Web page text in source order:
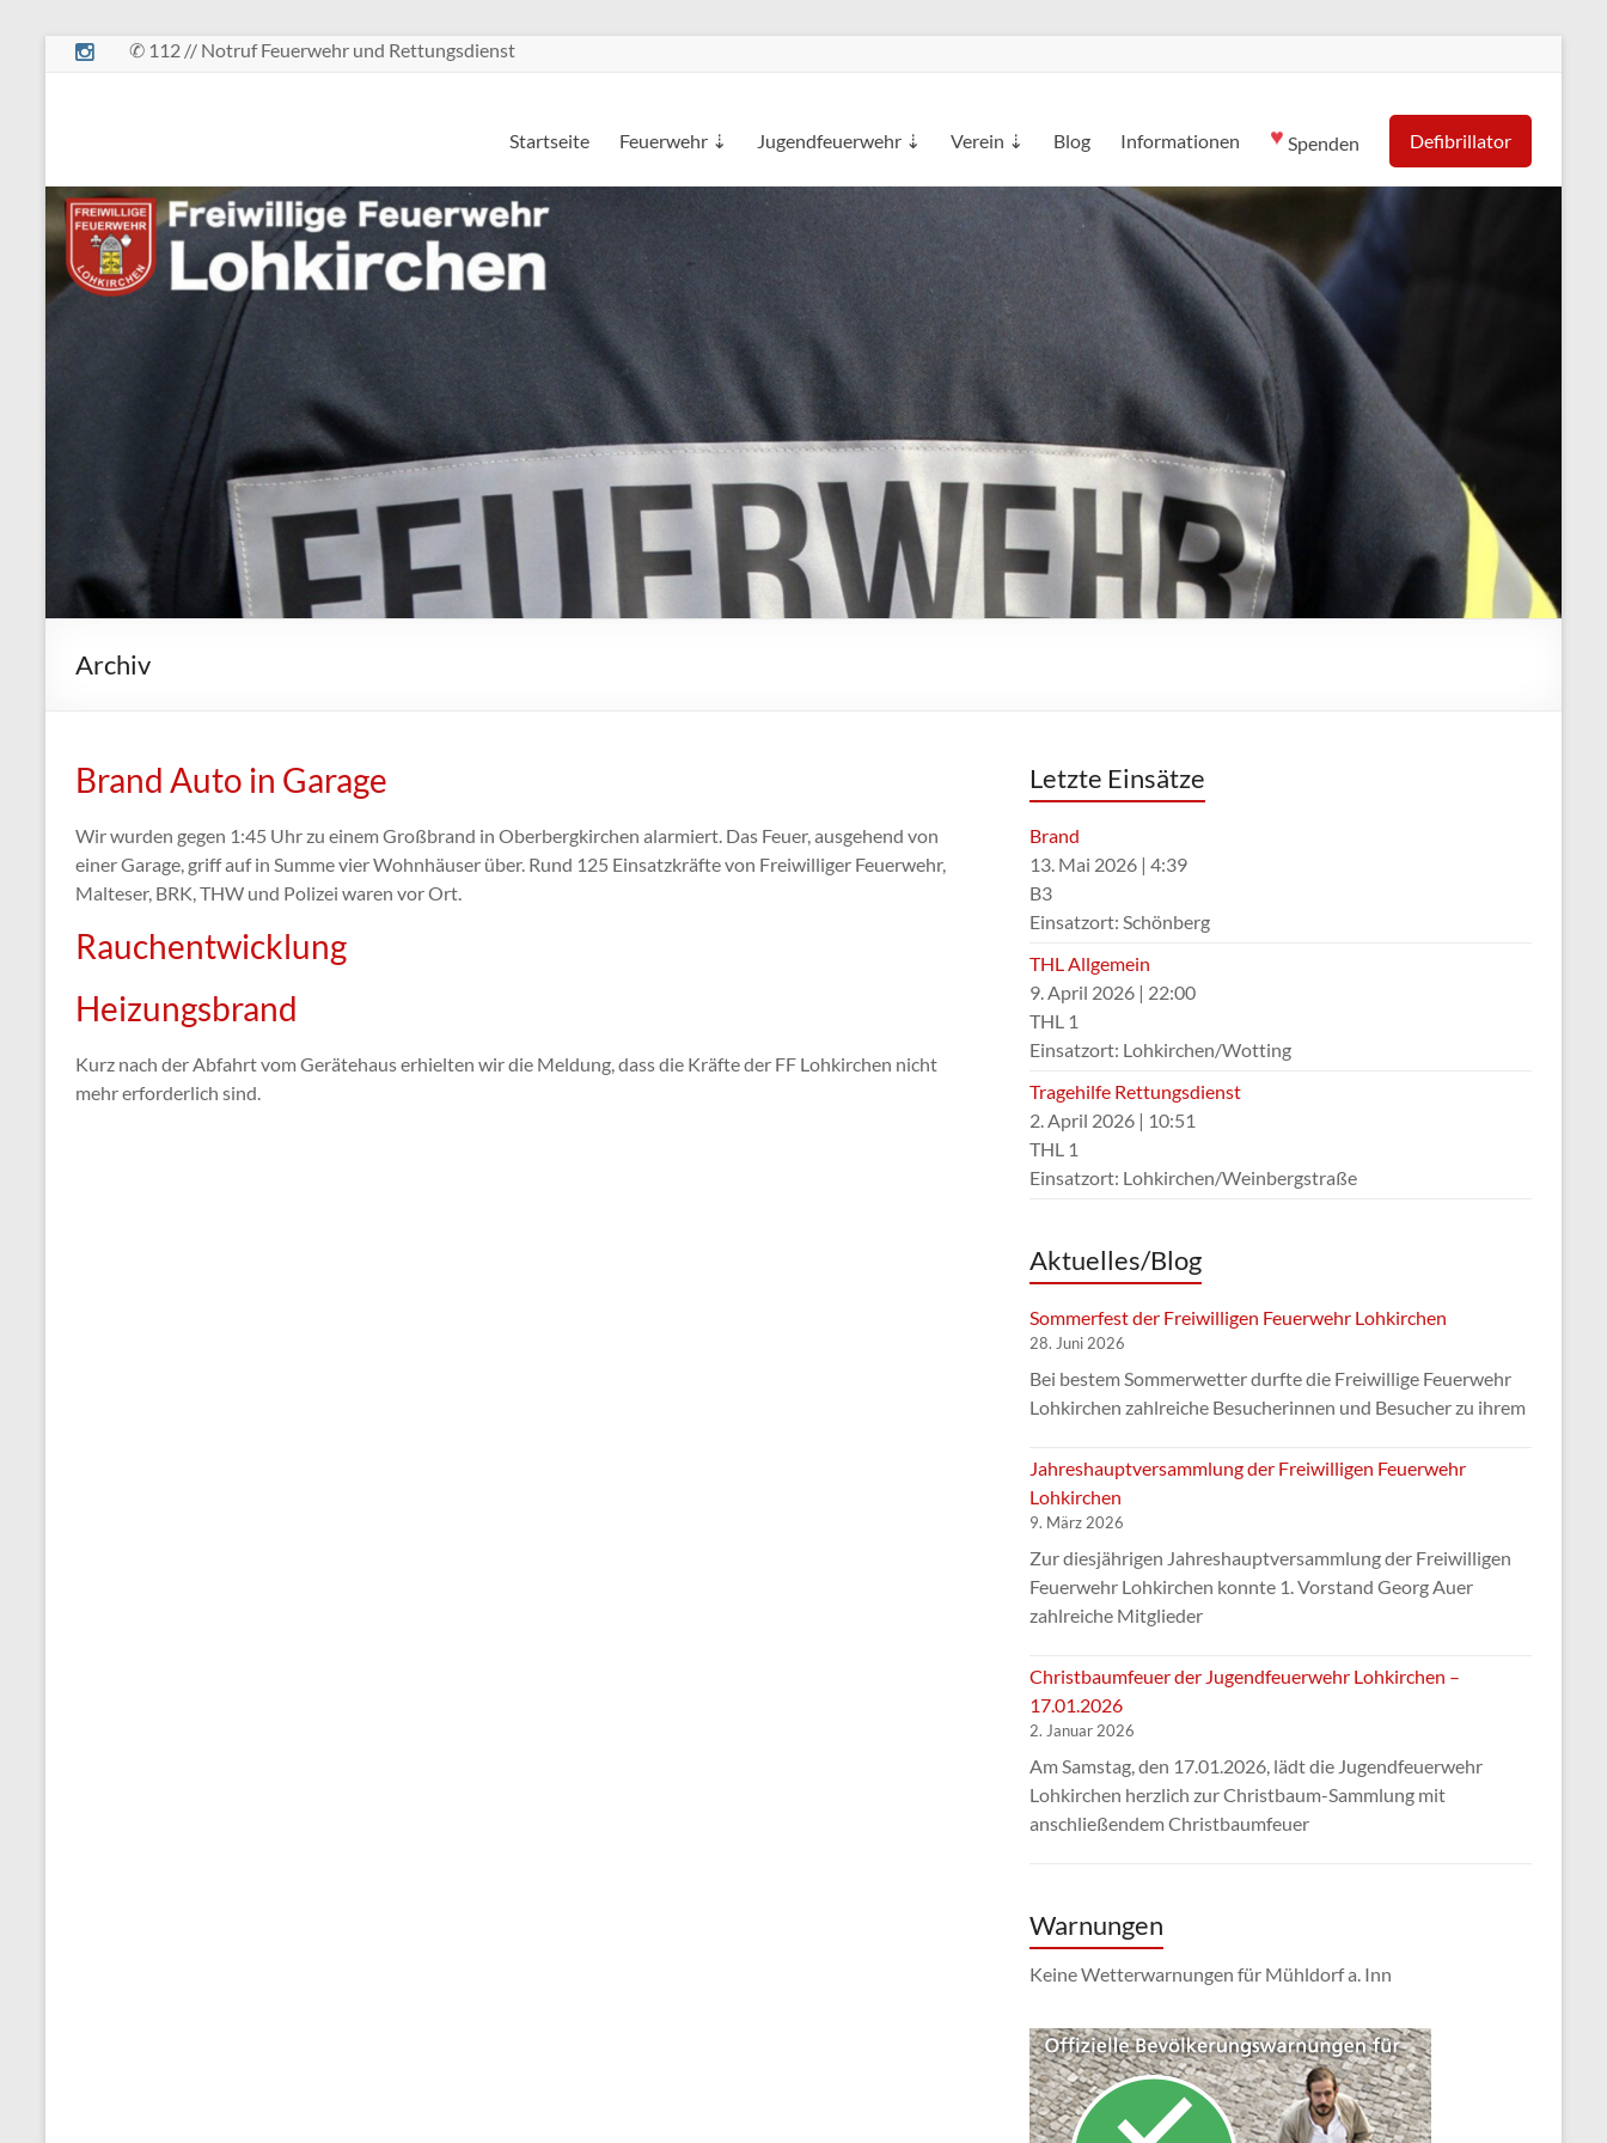
Zum
✆ 112 // Notruf Feuerwehr und Rettungsdienst
Lohkirchen
retten
–
Startseite Feuerwehr ⇣ Jugendfeuerwehr ⇣ Verein ⇣ Blog Informationen ♥ Spenden Defibrillator
Archiv
Brand Auto in Garage
Wir wurden gegen 1:45 Uhr zu einem Großbrand in Oberbergkirchen alarmiert. Das Feuer, ausgehend von
einer Garage, griff auf in Summe vier Wohnhäuser über. Rund 125 Einsatzkräfte von Freiwilliger Feuerwehr,
Malteser, BRK, THW und Polizei waren vor Ort.
Rauchentwicklung
Heizungsbrand
Kurz nach der Abfahrt vom Gerätehaus erhielten wir die Meldung, dass die Kräfte der FF Lohkirchen nicht
mehr erforderlich sind.
Letzte Einsätze
Brand
13. Mai 2026 | 4:39
B3
Einsatzort: Schönberg
THL Allgemein
9. April 2026 | 22:00
THL 1
Einsatzort: Lohkirchen/Wotting
Tragehilfe Rettungsdienst
2. April 2026 | 10:51
THL 1
Einsatzort: Lohkirchen/Weinbergstraße
Aktuelles/Blog
Sommerfest der Freiwilligen Feuerwehr Lohkirchen
28. Juni 2026
Bei bestem Sommerwetter durfte die Freiwillige Feuerwehr
Lohkirchen zahlreiche Besucherinnen und Besucher zu ihrem
Jahreshauptversammlung der Freiwilligen Feuerwehr
Lohkirchen
9. März 2026
Zur diesjährigen Jahreshauptversammlung der Freiwilligen
Feuerwehr Lohkirchen konnte 1. Vorstand Georg Auer
zahlreiche Mitglieder
Christbaumfeuer der Jugendfeuerwehr Lohkirchen –
17.01.2026
2. Januar 2026
Am Samstag, den 17.01.2026, lädt die Jugendfeuerwehr
Lohkirchen herzlich zur Christbaum-Sammlung mit
anschließendem Christbaumfeuer
Warnungen
Keine Wetterwarnungen für Mühldorf a. Inn